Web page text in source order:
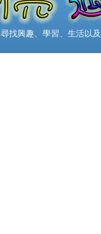
尋找興趣、學習、生活以